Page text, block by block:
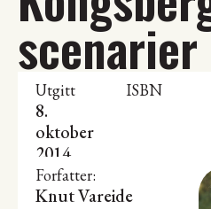
scenarier
Utgitt
8.
oktober
2014
ISBN
Forfatter:
Knut Vareide